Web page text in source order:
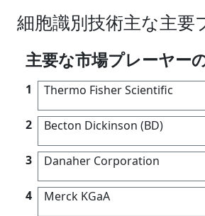
細胞識別技術主な主要
主要な市場プレーヤー
1 Thermo Fisher Scientific
2 Becton Dickinson (BD)
3 Danaher Corporation
4 Merck KGaA